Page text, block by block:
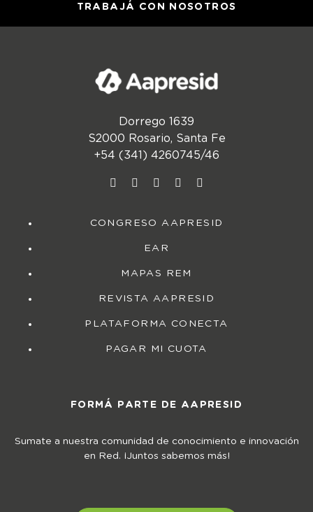
TRABAJÁ CON NOSOTROS
Dorrego 1639
S2000 Rosario, Santa Fe
+54 (341) 4260745/46
CONGRESO AAPRESID
EAR
MAPAS REM
REVISTA AAPRESID
PLATAFORMA CONECTA
PAGAR MI CUOTA
FORMÁ PARTE DE AAPRESID
Sumate a nuestra comunidad de conocimiento e innovación
en Red. ¡Juntos sabemos más!